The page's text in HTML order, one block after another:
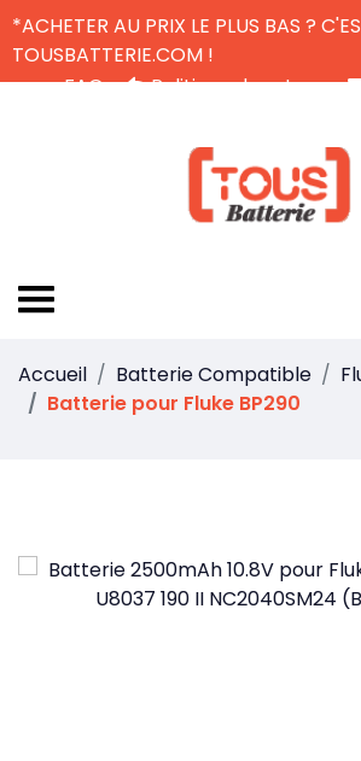
*ACHETER AU PRIX LE PLUS BAS ?
TOUSBATTERIE.COM !
FAQ
Politique de retour
Accueil Batterie Compatible
Batterie pour Fluke BP290